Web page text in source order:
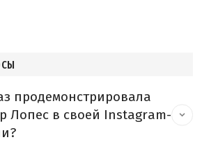
продемонстрировала
Лопес в своей Instagram-